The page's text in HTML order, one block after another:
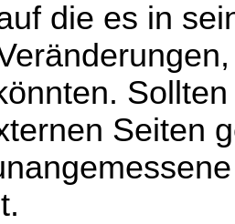
die es in
Seiten